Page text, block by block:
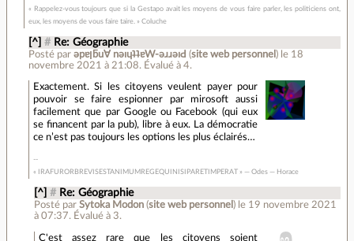
« Rappelez-vous toujours que si la Gestapo avait les moyens de vous faire parler, les politiciens ont,
eux, les moyens de vous faire taire. » Coluche
[^] # Re: Géographie
Posté par ǝpɐןƃu∀ nǝıɥʇʇɐW-ǝɹɹǝıԀ (site web personnel ) le 18
novembre 2021 à 21:08. Évalué à4.
Exactement. Si les citoyens veulent payer pour
pouvoir se faire espionner par mirosoft aussi
facilement que par Google ou Facebook (qui eux
se financent par la pub), libre à eux. La démocratie
ce n’est pas toujours les options les plus éclairés…
« IRAFURORBREVISESTANIMUMREGEQUINISIPARETIMPERAT » — Odes — Horace
[^] # Re: Géographie
Posté par Sytoka Modon(site web personnel ) le 19 novembre 2021
à 07:37. Évalué à 3.
C'est assez rare que les citoyens soient